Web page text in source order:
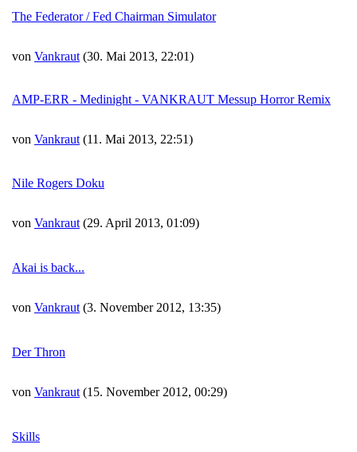
The Federator / Fed Chairman Simulator
von Vankraut (30. Mai 2013, 22:01)
AMP-ERR - Medinight - VANKRAUT Messup Horror Remix
von Vankraut (11. Mai 2013, 22:51)
Nile Rogers Doku
von Vankraut (29. April 2013, 01:09)
Akai is back...
von Vankraut (3. November 2012, 13:35)
Der Thron
von Vankraut (15. November 2012, 00:29)
Skills